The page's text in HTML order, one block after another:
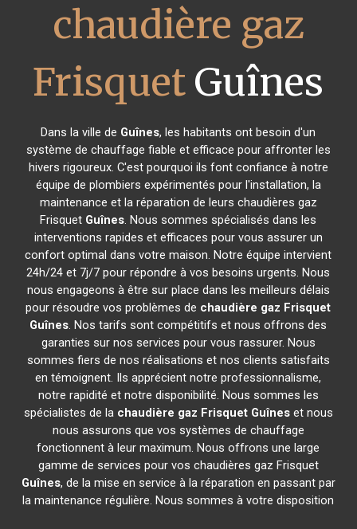
chaudière gaz
Frisquet Guînes
Dans la ville de Guînes, les habitants ont besoin d'un
système de chauffage fiable et efficace pour affronter les
hivers rigoureux. C'est pourquoi ils font confiance à notre
équipe de plombiers expérimentés pour l'installation, la
maintenance et la réparation de leurs chaudières gaz
Frisquet Guînes. Nous sommes spécialisés dans les
interventions rapides et efficaces pour vous assurer un
confort optimal dans votre maison. Notre équipe intervient
24h/24 et 7j/7 pour répondre à vos besoins urgents. Nous
nous engageons à être sur place dans les meilleurs délais
pour résoudre vos problèmes de chaudière gaz Frisquet
Guînes. Nos tarifs sont compétitifs et nous offrons des
garanties sur nos services pour vous rassurer. Nous
sommes fiers de nos réalisations et nos clients satisfaits
en témoignent. Ils apprécient notre professionnalisme,
notre rapidité et notre disponibilité. Nous sommes les
spécialistes de la chaudière gaz Frisquet Guîneset nous
nous assurons que vos systèmes de chauffage
fonctionnent à leur maximum. Nous offrons une large
gamme de services pour vos chaudières gaz Frisquet
Guînes, de la mise en service à la réparation en passant par
la maintenance régulière. Nous sommes à votre disposition